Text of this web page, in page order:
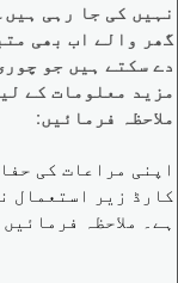
نہیں کی جا رہی
دے سکتے ہیں جو
مزید معلومات کے
ملاحظہ فرمائیں:
کارڈ زیر استعمال
ہے۔ ملاحظہ فرمائیں